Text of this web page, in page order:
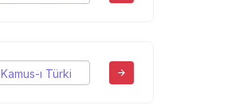
Kamus-ı Türki